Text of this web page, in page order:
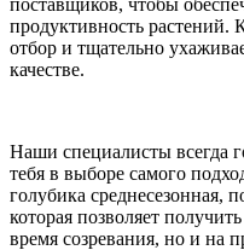
продуктивность растений.
отбор и тщательно
качестве.
Наши специалисты всегда
тебя в выборе самого
голубика среднесезонная,
которая позволяет
время созревания, но и на